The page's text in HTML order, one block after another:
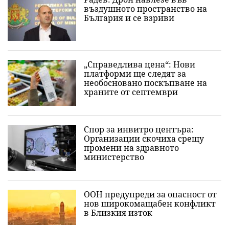
въздушното пространство на
България и се взриви
„Справедлива цена“: Нови
платформи ще следят за
необосновано поскъпване на
храните от септември
Спор за инвитро центъра:
Организации скочиха срещу
промени на здравното
министерство
ООН предупреди за опасност от
нов широкомащабен конфликт
в Близкия изток